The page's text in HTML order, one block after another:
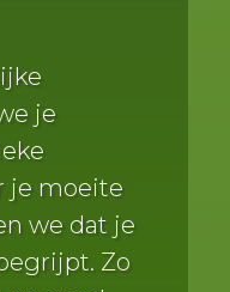
je
je moeite
we dat je
Zo